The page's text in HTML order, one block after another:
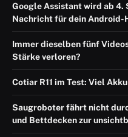
Google Assistant wird ab
Nachricht für dein Android-
Immer dieselben fünf
Stärke verloren?
Cotiar R11 im Test: Viel
Saugroboter fährt nicht
und Bettdecken zur